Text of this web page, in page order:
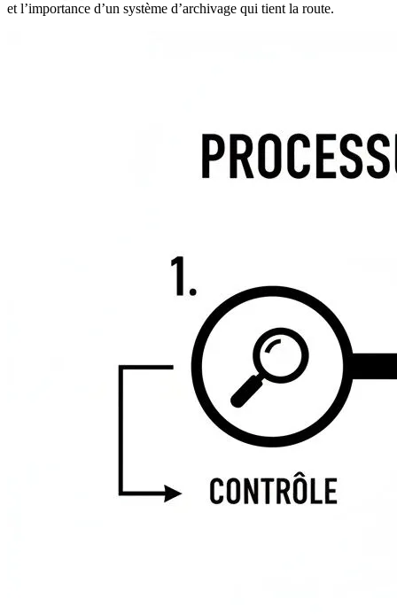
et l’importance d’un système d’archivage qui tient la route.